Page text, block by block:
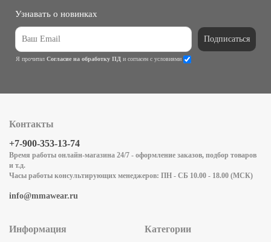
Узнавать о новинках
Подписаться
Я прочитал Согласие на обработку ПД и согласен с условиями
Контакты
+7-900-353-13-74
Время работы онлайн-магазина 24/7 - оформление заказов, подбор товаров
и т.д.
Часы работы консультирующих менеджеров: ПН - СБ 10.00 - 18.00 (МСК)
info@mmawear.ru
Информация Категории